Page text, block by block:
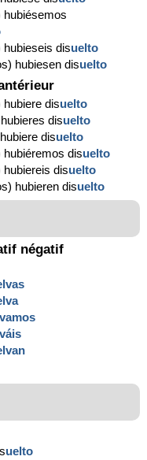
hubiésemos
hubieseis disuelto
hubiesen disuelto
hubiere disuelto
disuelto
disuelto
hubiéremos disuelto
hubiereis disuelto
hubieren disuelto
négatif
uelto